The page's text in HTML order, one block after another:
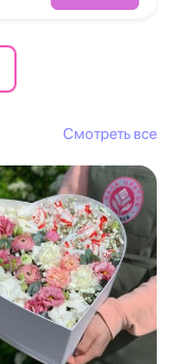
Смотреть все